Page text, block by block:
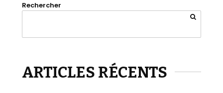
Rechercher
ARTICLES RÉCENTS